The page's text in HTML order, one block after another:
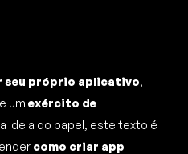
seu próprio aplicativo,
um exército de
ideia do papel, este texto é
como criar app